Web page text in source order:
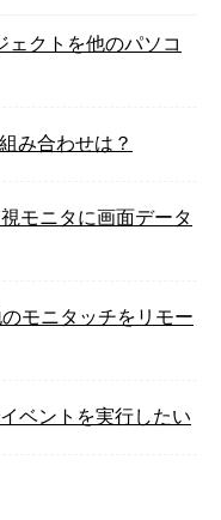
ェクトを他のパソコ
み合わせは？
視モニタに画面データ
モニタッチをリモー
ベントを実行したい